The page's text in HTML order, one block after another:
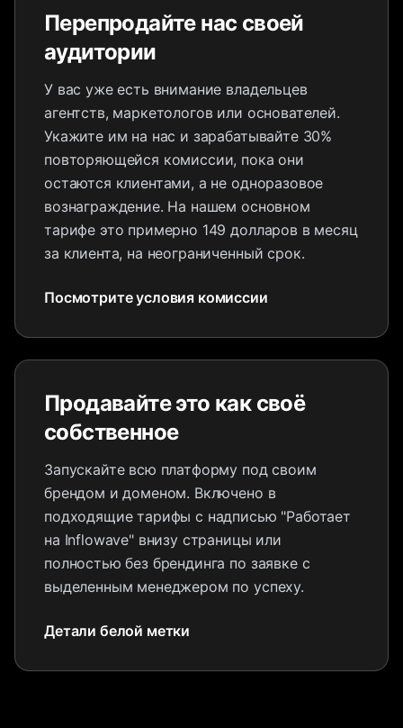
Перепродайте нас своей
аудитории
У вас уже есть внимание владельцев
агентств, маркетологов или основателей.
Укажите им на нас и зарабатывайте 30%
повторяющейся комиссии, пока они
остаются клиентами, а не одноразовое
вознаграждение. На нашем основном
тарифе это примерно 149 долларов в месяц
за клиента, на неограниченный срок.
Посмотрите условия комиссии
Продавайте это как своё
собственное
Запускайте всю платформу под своим
брендом и доменом. Включено в
подходящие тарифы с надписью "Работает
на Inflowave" внизу страницы или
полностью без брендинга по заявке с
выделенным менеджером по успеху.
Детали белой метки